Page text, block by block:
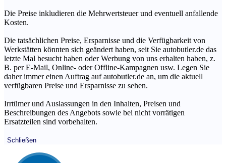
Die Preise inkludieren die Mehrwertsteuer und eventuell anfallende
Kosten.
Die tatsächlichen Preise, Ersparnisse und die Verfügbarkeit von
Werkstätten könnten sich geändert haben, seit Sie autobutler.de das
letzte Mal besucht haben oder Werbung von uns erhalten haben, z.
B. per E-Mail, Online- oder Offline-Kampagnen usw. Legen Sie
daher immer einen Auftrag auf autobutler.de an, um die aktuell
verfügbaren Preise und Ersparnisse zu sehen.
Irrtümer und Auslassungen in den Inhalten, Preisen und
Beschreibungen des Angebots sowie bei nicht vorrätigen
Ersatzteilen sind vorbehalten.
Schließen